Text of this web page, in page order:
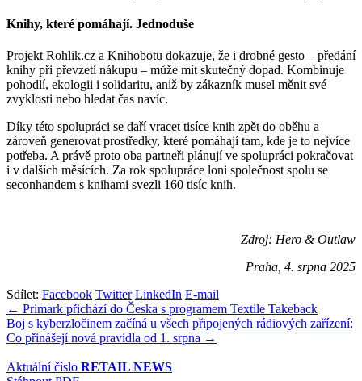
Knihy, které pomáhají. Jednoduše
Projekt Rohlik.cz a Knihobotu dokazuje, že i drobné gesto – předání
knihy při převzetí nákupu – může mít skutečný dopad. Kombinuje
pohodlí, ekologii i solidaritu, aniž by zákazník musel měnit své
zvyklosti nebo hledat čas navíc.
Díky této spolupráci se daří vracet tisíce knih zpět do oběhu a
zároveň generovat prostředky, které pomáhají tam, kde je to nejvíce
potřeba. A právě proto oba partneři plánují ve spolupráci pokračovat
i v dalších měsících. Za rok spolupráce loni společnost spolu se
seconhandem s knihami svezli 160 tisíc knih.
Zdroj: Hero & Outlaw
Praha, 4. srpna 2025
Sdílet: Facebook Twitter LinkedIn E-mail
Navigace
pro
← Primark přichází do Česka s programem Textile Takeback
Boj s kyberzločinem začíná u všech připojených rádiových zařízení:
Co přinášejí nová pravidla od 1. srpna →
Aktuální číslo RETAIL NEWS